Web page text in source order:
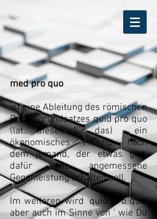
med pro quo
ist eine Ableitung des römischen
Rechtsgrundsatzes quid pro quo
(lat.: dieses für das) - ein
ökonomisches Prinzip, nach
dem jemand, der etwas gibt,
dafür eine angemessene
Gegenleistung erhalten soll.
Im weiteren wird 'quid pro quo'
aber auch im Sinne von ' wie Du